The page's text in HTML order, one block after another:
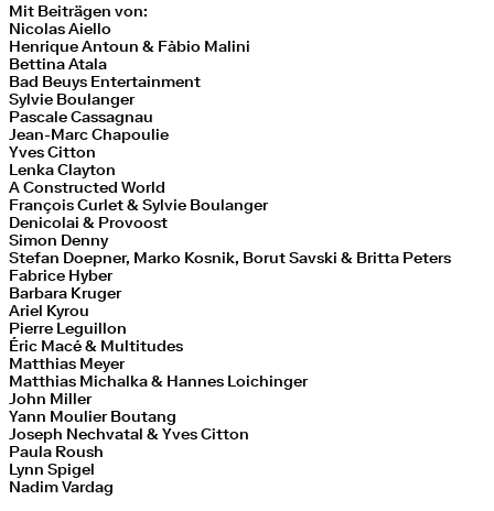
Mit Beiträgen von:
Nicolas Aiello
Henrique Antoun & Fàbio Malini
Bettina Atala
Bad Beuys Entertainment
Sylvie Boulanger
Pascale Cassagnau
Jean-Marc Chapoulie
Yves Citton
Lenka Clayton
A Constructed World
François Curlet & Sylvie Boulanger
Denicolai & Provoost
Simon Denny
Stefan Doepner, Marko Kosnik, Borut Savski & Britta Peters
Fabrice Hyber
Barbara Kruger
Ariel Kyrou
Pierre Leguillon
Éric Macé & Multitudes
Matthias Meyer
Matthias Michalka & Hannes Loichinger
John Miller
Yann Moulier Boutang
Joseph Nechvatal & Yves Citton
Paula Roush
Lynn Spigel
Nadim Vardag